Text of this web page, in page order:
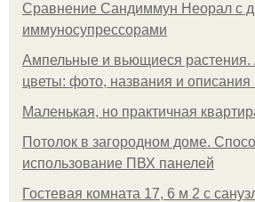
Сравнение Сандиммун Неорал с
иммуносупрессорами
Ампельные и вьющиеся
цветы: фото, названия и описания
Маленькая, но практичная
Потолок в загородном доме.
использование ПВХ панелей
Гостевая комната 17, 6 м 2 с